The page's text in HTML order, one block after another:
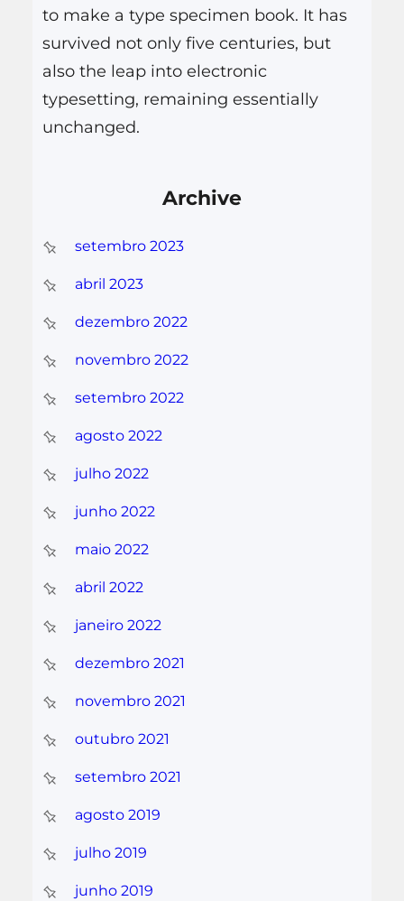
to make a type specimen book. It has
survived not only five centuries, but
also the leap into electronic
typesetting, remaining essentially
unchanged.
Archive
setembro 2023
abril 2023
dezembro 2022
novembro 2022
setembro 2022
agosto 2022
julho 2022
junho 2022
maio 2022
abril 2022
janeiro 2022
dezembro 2021
novembro 2021
outubro 2021
setembro 2021
agosto 2019
julho 2019
junho 2019